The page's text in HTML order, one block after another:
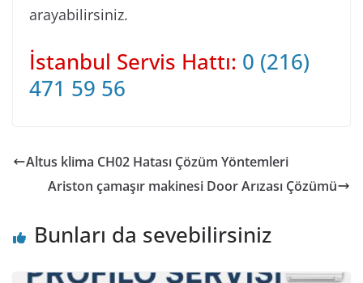
arayabilirsiniz.
İstanbul Servis Hattı: 0 (216)
471 59 56
Altus klima CH02 Hatası Çözüm Yöntemleri
Ariston çamaşır makinesi Door Arızası Çözümü
Bunları da sevebilirsiniz